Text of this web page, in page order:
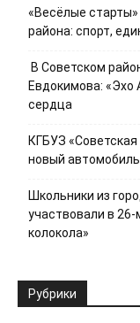
«Весёлые
района: спорт,
В Советском
Евдокимова: «Эхо
сердца
КГБУЗ
новый
Школьники из
участвовали в
колокола»
Рубрики